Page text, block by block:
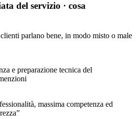
del servizio · cosa
parlano bene, in modo misto o male
e preparazione tecnica del
massima competenza ed